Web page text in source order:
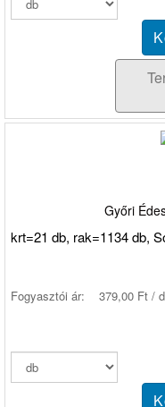
Győri
krt=21 db, rak=1134 db,
Fogyasztói ár: 379,00 Ft /